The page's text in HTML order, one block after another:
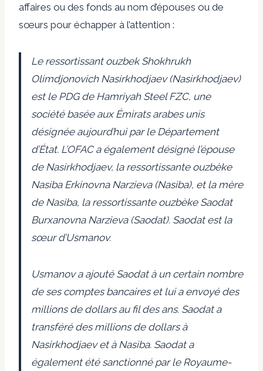
affaires ou des fonds au nom d’épouses ou de
sœurs pour échapper à l’attention :
Le ressortissant ouzbek Shokhrukh
Olimdjonovich Nasirkhodjaev (Nasirkhodjaev)
est le PDG de Hamriyah Steel FZC, une
société basée aux Émirats arabes unis
désignée aujourd’hui par le Département
d’État. L’OFAC a également désigné l’épouse
de Nasirkhodjaev, la ressortissante ouzbèke
Nasiba Erkinovna Narzieva (Nasiba), et la mère
de Nasiba, la ressortissante ouzbèke Saodat
Burxanovna Narzieva (Saodat). Saodat est la
sœur d’Usmanov.
Usmanov a ajouté Saodat à un certain nombre
de ses comptes bancaires et lui a envoyé des
millions de dollars au fil des ans. Saodat a
transféré des millions de dollars à
Nasirkhodjaev et à Nasiba. Saodat a
également été sanctionné par le Royaume-